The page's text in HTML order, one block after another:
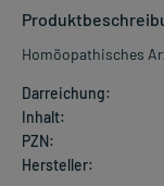
Homöopathisches
Darreichung:
Inhalt:
PZN:
Hersteller: